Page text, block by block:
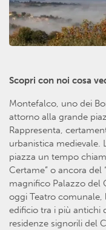
Scopri con noi cosa
Montefalco, uno dei
attorno alla grande
Rappresenta,
urbanistica medievale.
piazza un tempo
Certame” o ancora del
magnifico Palazzo del
oggi Teatro comunale,
edificio tra i più antichi
residenze signorili del